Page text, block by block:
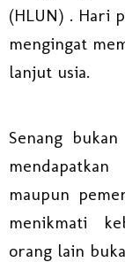
(HLUN) . Hari
mengingat
lanjut usia.
Senang
maupun
menikmati
orang lain